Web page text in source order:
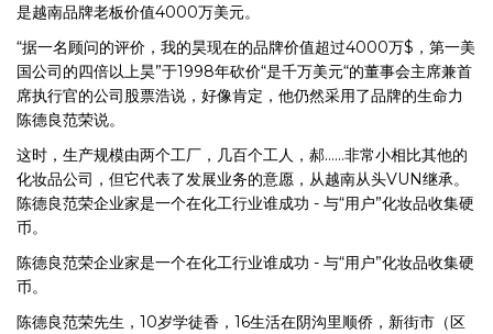
是越南品牌老板价值4000万美元。
“据一名顾问的评价，我的昊现在的品牌价值超过4000万$，第一美
国公司的四倍以上昊”于1998年砍价“是千万美元“的董事会主席兼首
席执行官的公司股票浩说，好像肯定，他仍然采用了品牌的生命力
陈德良范荣说。
这时，生产规模由两个工厂，几百个工人，郝......非常小相比其他的
化妆品公司，但它代表了发展业务的意愿，从越南从头VUN继承。
陈德良范荣企业家是一个在化工行业谁成功 - 与“用户”化妆品收集硬
币。
陈德良范荣企业家是一个在化工行业谁成功 - 与“用户”化妆品收集硬
币。
陈德良范荣先生，10岁学徒香，16生活在阴沟里顺侨，新街市（区